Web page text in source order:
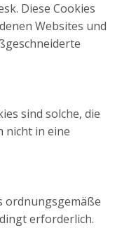
Diese Cookies
Websites und
sind solche, die
nicht in eine
ordnungsgemäße
erforderlich.